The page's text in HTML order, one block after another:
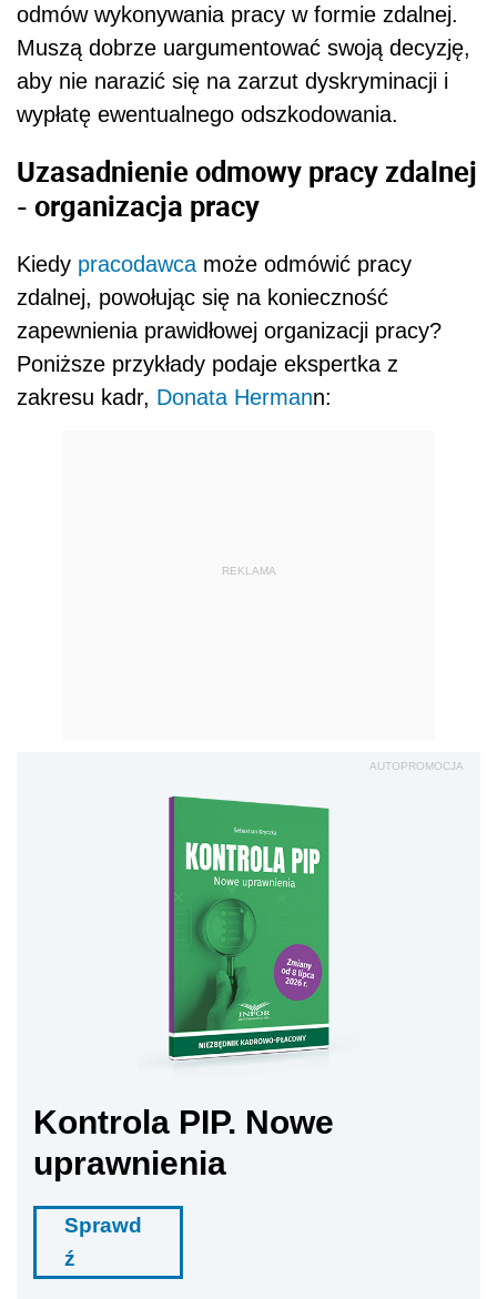
odmów wykonywania pracy w formie zdalnej.
Muszą dobrze uargumentować swoją decyzję,
aby nie narazić się na zarzut dyskryminacji i
wypłatę ewentualnego odszkodowania.
Uzasadnienie odmowy pracy zdalnej
- organizacja pracy
Kiedy pracodawca może odmówić pracy
zdalnej, powołując się na konieczność
zapewnienia prawidłowej organizacji pracy?
Poniższe przykłady podaje ekspertka z
zakresu kadr, Donata Hermann:
REKLAMA
AUTOPROMOCJA
Kontrola PIP. Nowe
uprawnienia
Sprawd
ź